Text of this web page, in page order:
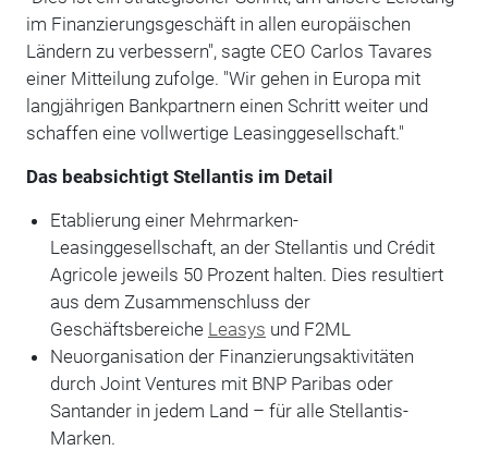
im Finanzierungsgeschäft in allen europäischen
Ländern zu verbessern", sagte CEO Carlos Tavares
einer Mitteilung zufolge. "Wir gehen in Europa mit
langjährigen Bankpartnern einen Schritt weiter und
schaffen eine vollwertige Leasinggesellschaft."
Das beabsichtigt Stellantis im Detail
Etablierung einer Mehrmarken-
Leasinggesellschaft, an der Stellantis und Crédit
Agricole jeweils 50 Prozent halten. Dies resultiert
aus dem Zusammenschluss der
Geschäftsbereiche Leasys und F2ML
Neuorganisation der Finanzierungsaktivitäten
durch Joint Ventures mit BNP Paribas oder
Santander in jedem Land – für alle Stellantis-
Marken.